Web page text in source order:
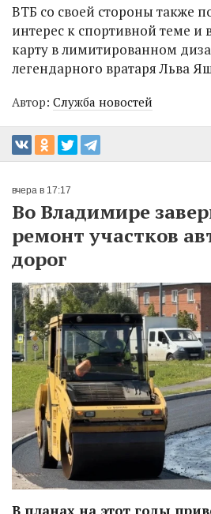
ВТБ со своей стороны также
интерес к спортивной теме и
карту в лимитированном
легендарного вратаря Льва
Автор: Служба новостей
вчера в 17:17
Во Владимире
ремонт участков
дорог
В планах на этот годы